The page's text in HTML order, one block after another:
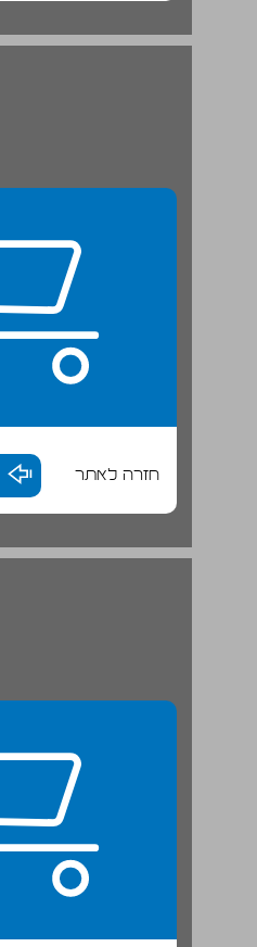
חזרה לאתר